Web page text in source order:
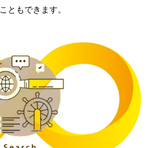
ともできます。